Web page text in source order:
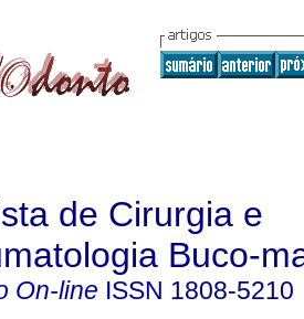
de Cirurgia e
Buco-
On-line ISSN 1808-5210